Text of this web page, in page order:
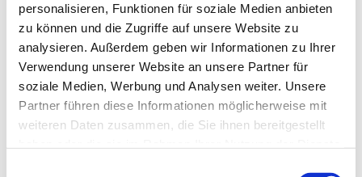
personalisieren, Funktionen für soziale Medien anbieten
zu können und die Zugriffe auf unsere Website zu
analysieren. Außerdem geben wir Informationen zu Ihrer
Verwendung unserer Website an unsere Partner für
soziale Medien, Werbung und Analysen weiter. Unsere
Partner führen diese Informationen möglicherweise mit
weiteren Daten zusammen, die Sie ihnen bereitgestellt